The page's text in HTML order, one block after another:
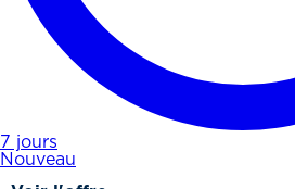
7 jours
Nouveau